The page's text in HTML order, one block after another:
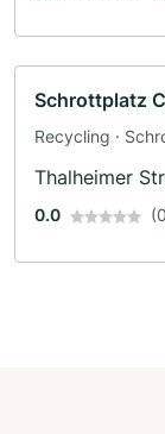
Schrottplatz
Recycling ·
Thalheimer
0.0